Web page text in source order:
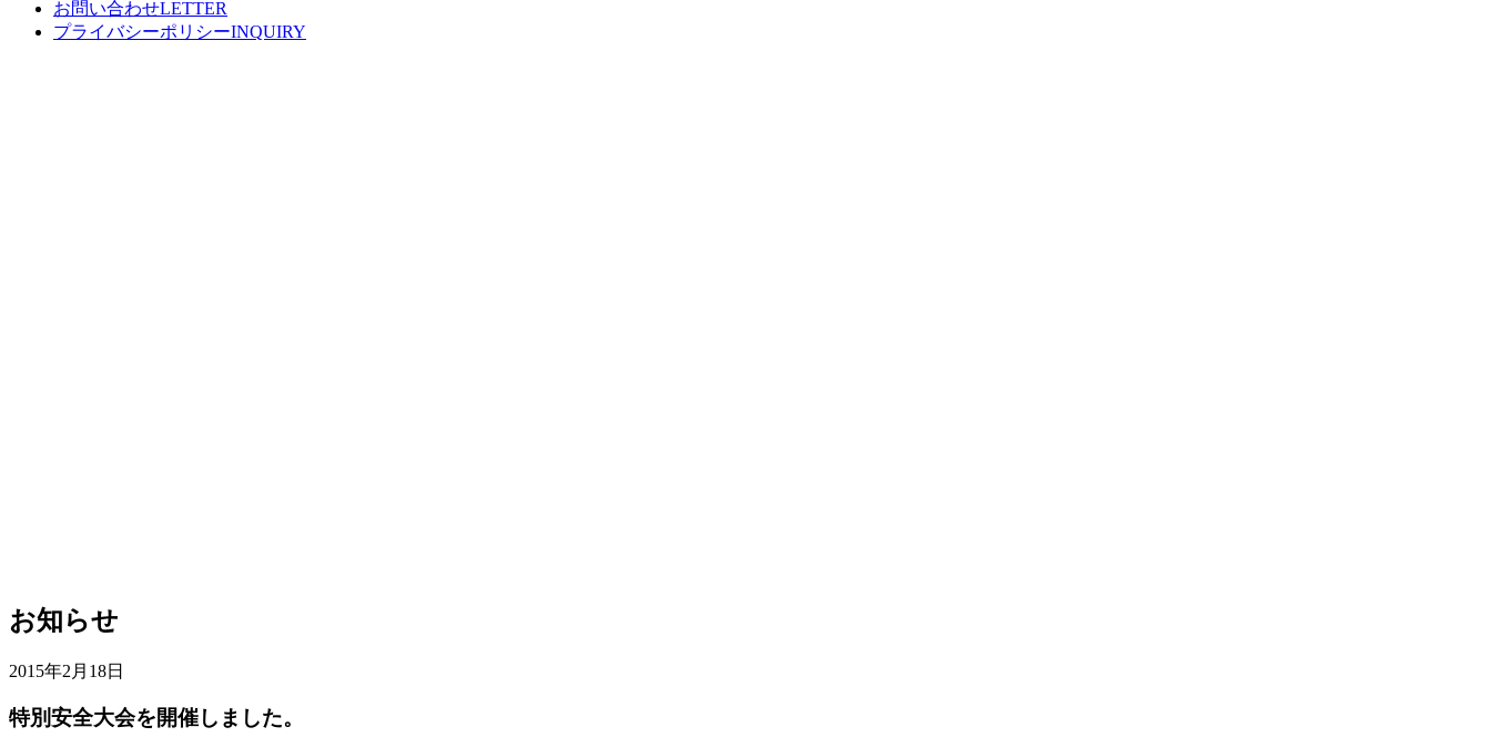
お問い合わせ
プライバシーポリシー
お知らせ
2015年2月18日
特別安全大会を開催しました。